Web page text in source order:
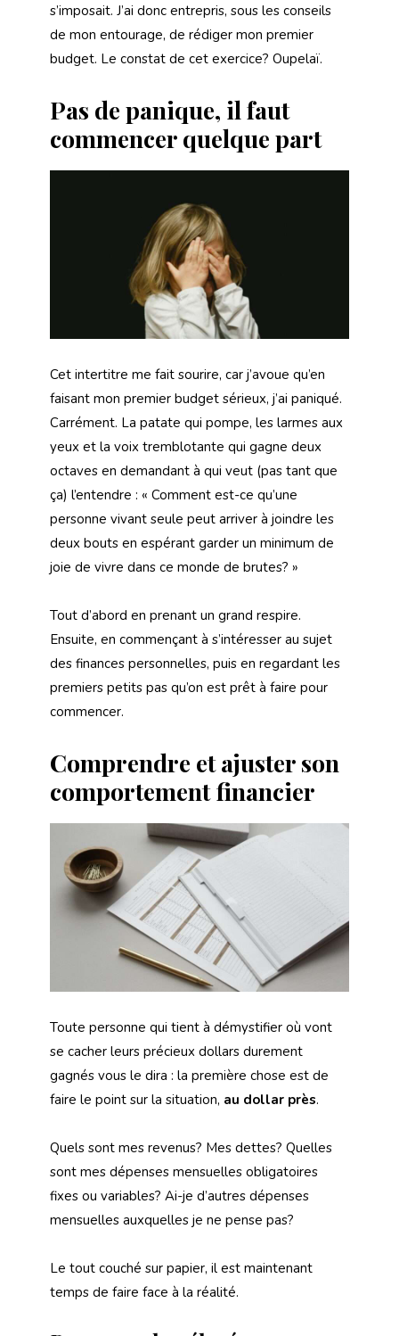
s’imposait. J’ai donc entrepris, sous les conseils
de mon entourage, de rédiger mon premier
budget. Le constat de cet exercice? Oupelaï.
Pas de panique, il faut
commencer quelque part
Cet intertitre me fait sourire, car j’avoue qu’en
faisant mon premier budget sérieux, j’ai paniqué.
Carrément. La patate qui pompe, les larmes aux
yeux et la voix tremblotante qui gagne deux
octaves en demandant à qui veut (pas tant que
ça) l’entendre : « Comment est-ce qu’une
personne vivant seule peut arriver à joindre les
deux bouts en espérant garder un minimum de
joie de vivre dans ce monde de brutes? »
Tout d’abord en prenant un grand respire.
Ensuite, en commençant à s’intéresser au sujet
des finances personnelles, puis en regardant les
premiers petits pas qu’on est prêt à faire pour
commencer.
Comprendre et ajuster son
comportement financier
Toute personne qui tient à démystifier où vont
se cacher leurs précieux dollars durement
gagnés vous le dira : la première chose est de
faire le point sur la situation, au dollar près.
Quels sont mes revenus? Mes dettes? Quelles
sont mes dépenses mensuelles obligatoires
fixes ou variables? Ai-je d’autres dépenses
mensuelles auxquelles je ne pense pas?
Le tout couché sur papier, il est maintenant
temps de faire face à la réalité.